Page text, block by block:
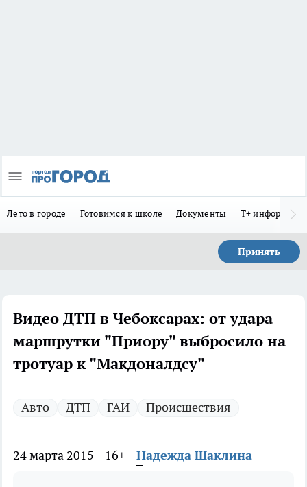
Лето в городе Готовимся к школе Документы Т+
Принять
Видео ДТП в Чебоксарах: от удара
маршрутки "Приору" выбросило на
тротуар к "Макдоналдсу"
Авто ДТП ГАИ Происшествия
24 марта 2015 16+ Надежда Шаклина